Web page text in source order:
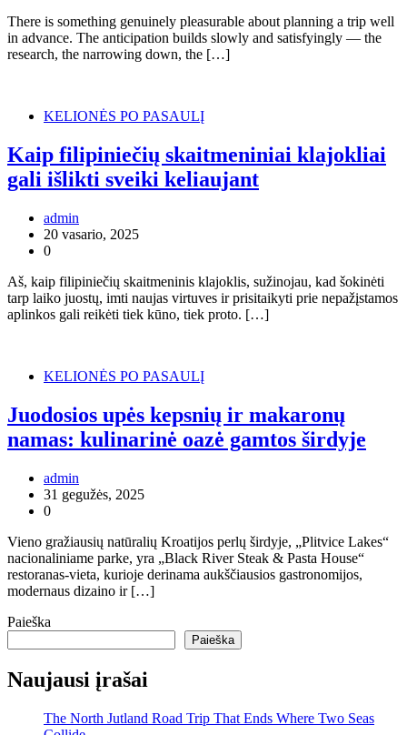
There is something genuinely pleasurable about planning a trip well
in advance. The anticipation builds slowly and satisfyingly — the
research, the narrowing down, the […]
KELIONĖS PO PASAULĮ
Kaip filipiniečių skaitmeniniai klajokliai
gali išlikti sveiki keliaujant
admin
20 vasario, 2025
0
Aš, kaip filipiniečių skaitmeninis klajoklis, sužinojau, kad šokinėti
tarp laiko juostų, imti naujas virtuves ir prisitaikyti prie nepažįstamos
aplinkos gali reikėti tiek kūno, tiek proto. […]
KELIONĖS PO PASAULĮ
Juodosios upės kepsnių ir makaronų
namas: kulinarinė oazė gamtos širdyje
admin
31 gegužės, 2025
0
Vieno gražiausių natūralių Kroatijos perlų širdyje, „Plitvice Lakes“
nacionaliniame parke, yra „Black River Steak & Pasta House“
restoranas-vieta, kurioje derinama aukščiausios gastronomijos,
modernaus dizaino ir […]
Paieška
Paieška
Naujausi įrašai
The North Jutland Road Trip That Ends Where Two Seas